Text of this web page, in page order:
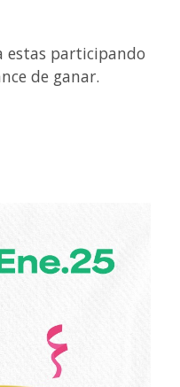
estas participando
de ganar.